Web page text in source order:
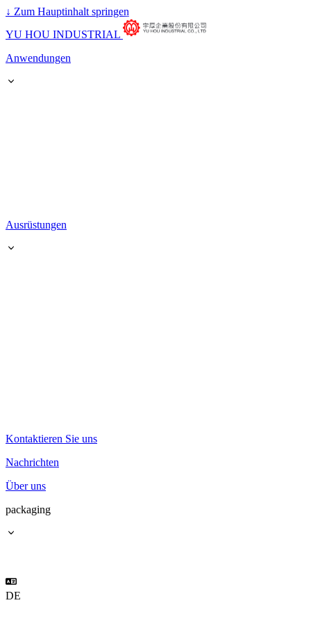
↓ Zum Hauptinhalt springen
YU HOU INDUSTRIAL
Anwendungen
Ausrüstungen
Kontaktieren Sie uns
Nachrichten
Über uns
packaging
DE